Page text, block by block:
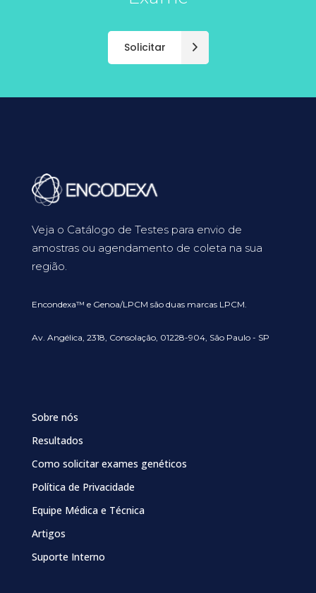
Solicitar
Veja o Catálogo de Testes para envio de
amostras ou agendamento de coleta na sua
região.
Encondexa™ e Genoa/LPCM são duas marcas LPCM.
Av. Angélica, 2318, Consolação, 01228-904, São Paulo - SP
Sobre nós
Resultados
Como solicitar exames genéticos
Política de Privacidade
Equipe Médica e Técnica
Artigos
Suporte Interno